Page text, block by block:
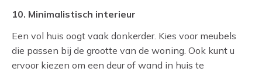
10. Minimalistisch interieur
Een vol huis oogt vaak donkerder. Kies voor meubels
die passen bij de grootte van de woning. Ook kunt u
ervoor kiezen om een deur of wand in huis te